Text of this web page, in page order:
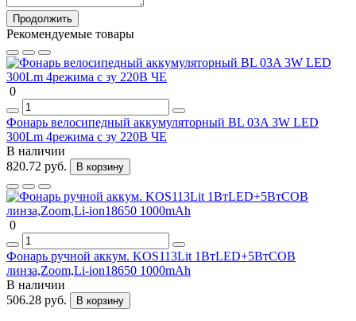
Продолжить
Рекомендуемые товары
0
Фонарь велосипедный аккумуляторный BL 03A 3W LED
300Lm 4режима с зу 220В ЧЕ
В наличии
820.72 руб.
В корзину
0
Фонарь ручной аккум. KOS113Lit 1ВтLED+5ВтCOB
линза,Zoom,Li-ion18650 1000mAh
В наличии
506.28 руб.
В корзину